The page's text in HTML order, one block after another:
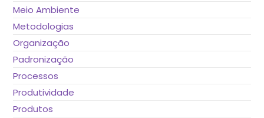
Meio Ambiente
Metodologias
Organização
Padronização
Processos
Produtividade
Produtos